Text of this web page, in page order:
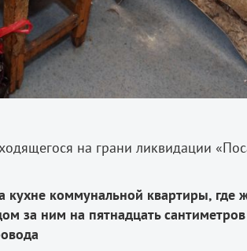
на грани ликвидации
коммунальной квартиры, где
за ним на пятнадцать